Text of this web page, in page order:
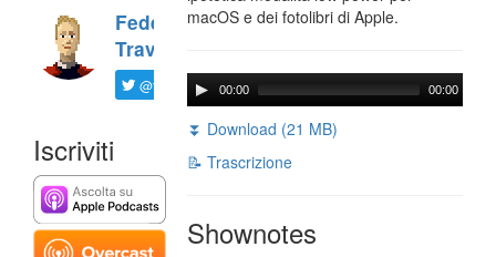
Federico
Travaini
@ftrava
Iscriviti
macOS e dei fotolibri di Apple.
00:00 00:00
⏬ Download (21 MB)
📝 Trascrizione
Shownotes